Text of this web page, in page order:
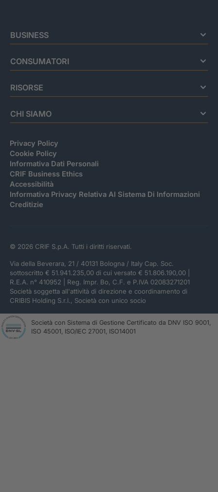
BUSINESS
CONSUMATORI
RISORSE
CHI SIAMO
Privacy Policy
Cookie Policy
Informativa Dati Personali
CRIF Business Ethics
Accessibilità
Informativa Privacy Relativa Al Sistema Di Informazioni
Creditizie
© 2026 CRIF S.p.A. Tutti i diritti riservati.
Via della Beverara, 21 / 40131 Bologna / Italy Cap. Soc.
sottoscritto € 51.941.235,00 di cui versato € 51.806.190,00 |
R.E.A. n° 410952 | Reg. Impr. Bo, C.F. e P.IVA 02083271201
Società soggetta all'attività di direzione e coordinamento di
CRIBIS Holding S.r.l., Società con unico socio
Società con Sistema di Gestione Certificato da DNV ISO 9001,
ISO 45001, ISO/IEC 27001, ISO14001